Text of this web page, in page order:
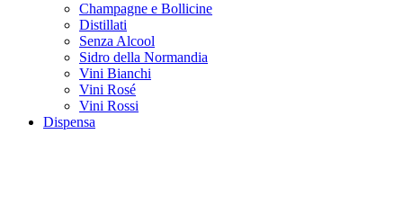
Champagne e Bollicine
Distillati
Senza Alcool
Sidro della Normandia
Vini Bianchi
Vini Rosé
Vini Rossi
Dispensa